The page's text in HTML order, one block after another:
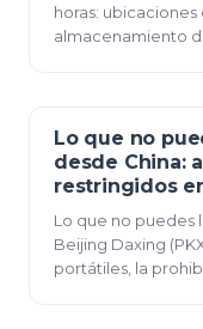
horas: ubicaciones
almacenamiento
09 de junio de 2026
Lo que no
desde China:
restringidos
Lo que no puedes
Beijing Daxing
portátiles, la